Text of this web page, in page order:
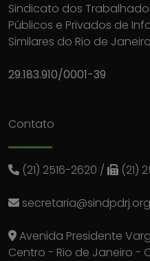
Sindicato dos
Públicos e Privados de
Similares do Rio de
29.183.910/0001-39
Contato
(21) 2516-2620 / (21)
Avenida Presidente
Centro - Rio de Janeiro -